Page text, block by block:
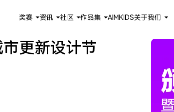
奖赛 资讯 社区 作品集 AIMKIDS关于我们
更新设计节